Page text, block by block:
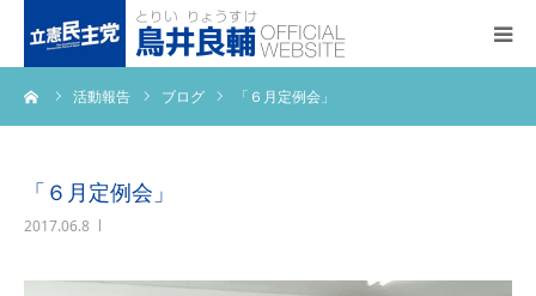
活動報告 ブログ 「６月定例会」
「６月定例会」
2017.06.8
トップページ
プロフィール